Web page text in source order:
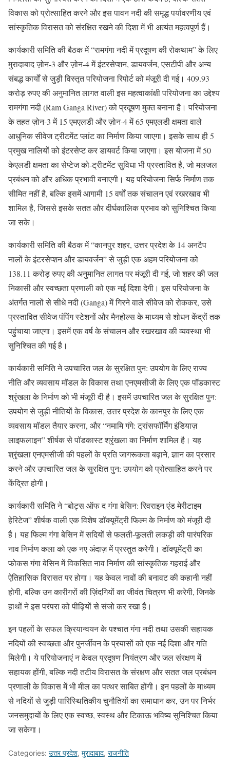
विकास को प्रोत्साहित करने और इस पावन नदी की समृद्ध पर्यावरणीय एवं
सांस्कृतिक विरासत को संरक्षित रखने की दिशा में भी अत्यंत महत्वपूर्ण हैं।
कार्यकारी समिति की बैठक में “रामगंगा नदी में प्रदूषण की रोकथाम” के लिए
मुरादाबाद ज़ोन-3 और ज़ोन-4 में इंटरसेप्शन, डायवर्जन, एसटीपी और अन्य
संबद्ध कार्यों से जुड़ी विस्तृत परियोजना रिपोर्ट को मंजूरी दी गई। 409.93
करोड़ रुपए की अनुमानित लागत वाली इस महत्वाकांक्षी परियोजना का उद्देश्य
रामगंगा नदी (Ram Ganga River) को प्रदूषण मुक्त बनाना है। परियोजना
के तहत ज़ोन-3 में 15 एमएलडी और ज़ोन-4 में 65 एमएलडी क्षमता वाले
आधुनिक सीवेज ट्रीटमेंट प्लांट का निर्माण किया जाएगा। इसके साथ ही 5
प्रमुख नालियों को इंटरसेप्ट कर डायवर्ट किया जाएगा। इस योजना में 50
केएलडी क्षमता का सेप्टेज को-ट्रीटमेंट सुविधा भी प्रस्तावित है, जो मलजल
प्रबंधन को और अधिक प्रभावी बनाएगी। यह परियोजना सिर्फ निर्माण तक
सीमित नहीं है, बल्कि इसमें आगामी 15 वर्षों तक संचालन एवं रखरखाव भी
शामिल है, जिससे इसके सतत और दीर्घकालिक प्रभाव को सुनिश्चित किया
जा सके।
कार्यकारी समिति की बैठक में “कानपुर शहर, उत्तर प्रदेश के 14 अनटैप
नालों के इंटरसेप्शन और डायवर्जन” से जुड़ी एक अहम परियोजना को
138.11 करोड़ रुपए की अनुमानित लागत पर मंजूरी दी गई, जो शहर की जल
निकासी और स्वच्छता प्रणाली को एक नई दिशा देगी। इस परियोजना के
अंतर्गत नालों से सीधे नदी (Ganga) में गिरने वाले सीवेज को रोककर, उसे
प्रस्तावित सीवेज पंपिंग स्टेशनों और मैनहोल्स के माध्यम से शोधन केंद्रों तक
पहुंचाया जाएगा। इसमें एक वर्ष के संचालन और रखरखाव की व्यवस्था भी
सुनिश्चित की गई है।
कार्यकारी समिति ने उपचारित जल के सुरक्षित पुन: उपयोग के लिए राज्य
नीति और व्यवसाय मॉडल के विकास तथा एनएमसीजी के लिए एक पॉडकास्ट
श्रृंखला के निर्माण को भी मंजूरी दी है। इसमें उपचारित जल के सुरक्षित पुन:
उपयोग से जुड़ी नीतियों के विकास, उत्तर प्रदेश के कानपुर के लिए एक
व्यवसाय मॉडल तैयार करना, और “नमामि गंगे: ट्रांसफॉर्मिंग इंडियाज़
लाइफलाइन” शीर्षक से पॉडकास्ट श्रृंखला का निर्माण शामिल है। यह
श्रृंखला एनएमसीजी की पहलों के प्रति जागरूकता बढ़ाने, ज्ञान का प्रसार
करने और उपचारित जल के सुरक्षित पुन: उपयोग को प्रोत्साहित करने पर
केंद्रित होगी।
कार्यकारी समिति ने “बोट्स ऑफ द गंगा बेसिन: रिवराइन एंड मेरीटाइम
हेरिटेज” शीर्षक वाली एक विशेष डॉक्यूमेंट्री फिल्म के निर्माण को मंजूरी दी
है। यह फिल्म गंगा बेसिन में सदियों से फलती-फूलती लकड़ी की पारंपरिक
नाव निर्माण कला को एक नए अंदाज़ में प्रस्तुत करेगी। डॉक्यूमेंट्री का
फोकस गंगा बेसिन में विकसित नाव निर्माण की सांस्कृतिक गहराई और
ऐतिहासिक विरासत पर होगा। यह केवल नावों की बनावट की कहानी नहीं
होगी, बल्कि उन कारीगरों की ज़िंदगियों का जीवंत चित्रण भी करेगी, जिनके
हाथों ने इस परंपरा को पीढ़ियों से संजो कर रखा है।
इन पहलों के सफल क्रियान्वयन के पश्चात गंगा नदी तथा उसकी सहायक
नदियों की स्वच्छता और पुनर्जीवन के प्रयासों को एक नई दिशा और गति
मिलेगी। ये परियोजनाएं न केवल प्रदूषण नियंत्रण और जल संरक्षण में
सहायक होंगी, बल्कि नदी तटीय विरासत के संरक्षण और सतत जल प्रबंधन
प्रणाली के विकास में भी मील का पत्थर साबित होंगी। इन पहलों के माध्यम
से नदियों से जुड़ी पारिस्थितिकीय चुनौतियों का समाधान कर, उन पर निर्भर
जनसमुदायों के लिए एक स्वच्छ, स्वस्थ और टिकाऊ भविष्य सुनिश्चित किया
जा सकेगा।
Categories: उत्तर प्रदेश, मुरादाबाद, राजनीति